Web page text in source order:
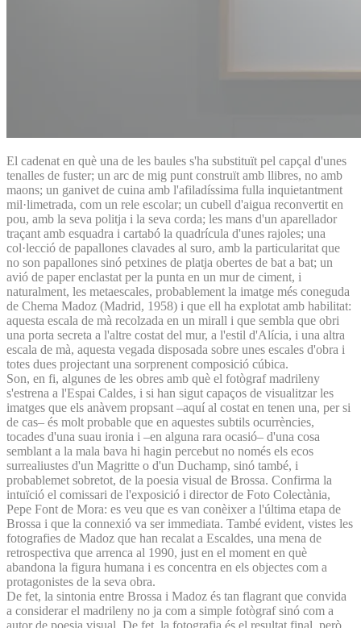
El cadenat en què una de les baules s'ha substituït pel capçal d'unes
tenalles de fuster; un arc de mig punt construït amb llibres, no amb
maons; un ganivet de cuina amb l'afiladíssima fulla inquietantment
mil·limetrada, com un rele escolar; un cubell d'aigua reconvertit en
pou, amb la seva politja i la seva corda; les mans d'un aparellador
traçant amb esquadra i cartabó la quadrícula d'unes rajoles; una
col·lecció de papallones clavades al suro, amb la particularitat que
no son papallones sinó petxines de platja obertes de bat a bat; un
avió de paper enclastat per la punta en un mur de ciment, i
naturalment, les metaescales, probablement la imatge més coneguda
de Chema Madoz (Madrid, 1958) i que ell ha explotat amb habilitat:
aquesta escala de mà recolzada en un mirall i que sembla que obri
una porta secreta a l'altre costat del mur, a l'estil d'Alícia, i una altra
escala de mà, aquesta vegada disposada sobre unes escales d'obra i
totes dues projectant una sorprenent composició cúbica.
Son, en fi, algunes de les obres amb què el fotògraf madrileny
s'estrena a l'Espai Caldes, i si han sigut capaços de visualitzar les
imatges que els anàvem propsant –aquí al costat en tenen una, per si
de cas– és molt probable que en aquestes subtils ocurrències,
tocades d'una suau ironia i –en alguna rara ocasió– d'una cosa
semblant a la mala bava hi hagin percebut no només els ecos
surrealiustes d'un Magritte o d'un Duchamp, sinó també, i
probablemet sobretot, de la poesia visual de Brossa. Confirma la
intuïció el comissari de l'exposició i director de Foto Colectània,
Pepe Font de Mora: es veu que es van conèixer a l'última etapa de
Brossa i que la connexió va ser immediata. També evident, vistes les
fotografies de Madoz que han recalat a Escaldes, una mena de
retrospectiva que arrenca al 1990, just en el moment en què
abandona la figura humana i es concentra en els objectes com a
protagonistes de la seva obra.
De fet, la sintonia entre Brossa i Madoz és tan flagrant que convida
a considerar el madrileny no ja com a simple fotògraf sinó com a
autor de poesia visual. De fet, la fotografia és el resultat final, però